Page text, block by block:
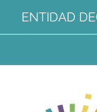
Saltar
al
ENTIDAD